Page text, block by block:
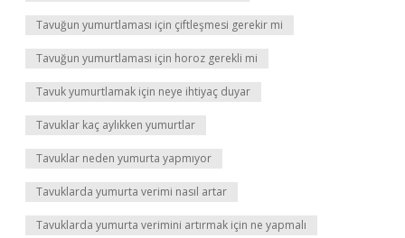
Tavuğun yumurtlaması için çiftleşmesi gerekir mi
Tavuğun yumurtlaması için horoz gerekli mi
Tavuk yumurtlamak için neye ihtiyaç duyar
Tavuklar kaç aylıkken yumurtlar
Tavuklar neden yumurta yapmıyor
Tavuklarda yumurta verimi nasıl artar
Tavuklarda yumurta verimini artırmak için ne yapmalı